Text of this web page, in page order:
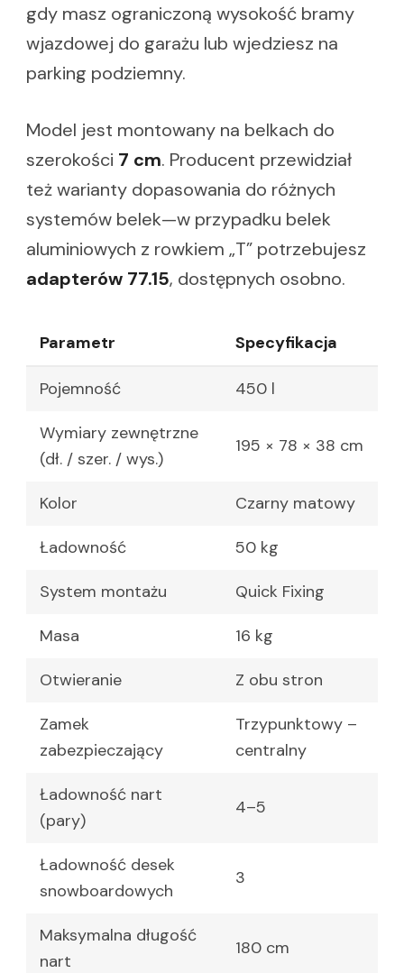
gdy masz ograniczoną wysokość bramy
wjazdowej do garażu lub wjedziesz na
parking podziemny.
Model jest montowany na belkach do
szerokości 7 cm. Producent przewidział
też warianty dopasowania do różnych
systemów belek—w przypadku belek
aluminiowych z rowkiem „T” potrzebujesz
adapterów 77.15, dostępnych osobno.
Parametr Specyfikacja
Pojemność 450 l
Wymiary zewnętrzne
(dł. / szer. / wys.)
195 × 78 × 38 cm
Kolor Czarny matowy
Ładowność 50 kg
System montażu Quick Fixing
Masa 16 kg
Otwieranie Z obu stron
Zamek
zabezpieczający
Trzypunktowy –
centralny
Ładowność nart
(pary)
4–5
Ładowność desek
snowboardowych
3
Maksymalna długość
nart
180 cm